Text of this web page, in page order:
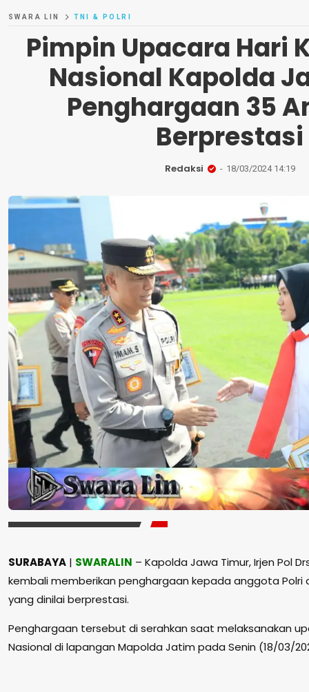
SWARA LIN TNI & POLRI
Pimpin Upacara Hari
Nasional Kapolda
Penghargaan 35
Berprestasi
Redaksi 18/03/2024 14:19
SURABAYA | SWARALIN – Kapolda Jawa Timur, Irjen Pol
kembali memberikan penghargaan kepada anggota Polri
yang dinilai berprestasi.
Penghargaan tersebut di serahkan saat melaksanakan
Nasional di lapangan Mapolda Jatim pada Senin (18/03/